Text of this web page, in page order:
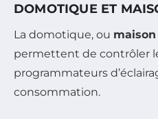
DOMOTIQUE ET
La domotique, ou
permettent de contrôler
programmateurs
consommation.